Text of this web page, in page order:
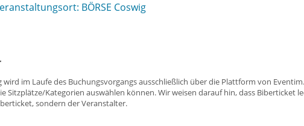
BÖRSE Coswig
wird im Laufe des Buchungsvorgangs ausschließlich über die Plattform von
Sitzplätze/Kategorien auswählen können. Wir weisen darauf hin, dass
sondern der Veranstalter.